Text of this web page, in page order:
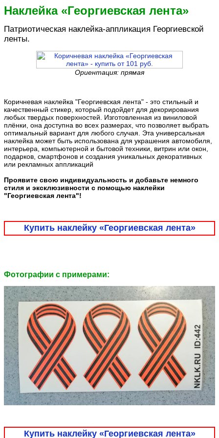
Наклейка «Георгиевская лента»
Патриотическая наклейка-аппликация Георгиевской
ленты.
Ориентация: прямая
Коричневая наклейка "Георгиевская лента" - это стильный и
качественный стикер, который подойдет для декорирования
любых твердых поверхностей. Изготовленная из виниловой
плёнки, она доступна во всех размерах, что позволяет выбрать
оптимальный вариант для любого случая. Эта универсальная
наклейка может быть использована для украшения автомобиля,
интерьера, компьютерной и бытовой техники, витрин или окон,
подарков, смартфонов и создания уникальных декоративных
или рекламных аппликаций
Проявите свою индивидуальность и добавьте немного
стиля и эксклюзивности с помощью наклейки
"Георгиевская лента"!
Купить наклейку «Георгиевская лента»
Фотографии c примерами:
Купить наклейку «Георгиевская лента»